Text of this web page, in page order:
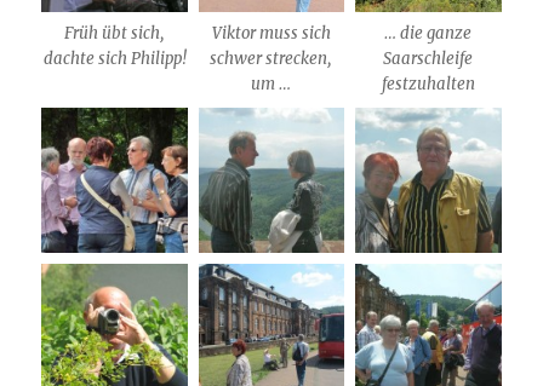
Früh übt sich,
dachte sich Philipp!
Viktor muss sich
schwer strecken,
um …
… die ganze
Saarschleife
festzuhalten